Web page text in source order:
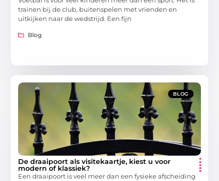
trainen bij de club, buitenspelen met vrienden en
uitkijken naar de wedstrijd. Een fijn
Blog
BLOG
De draaipoort als visitekaartje, kiest u voor
modern of klassiek?
Een draaipoort is veel meer dan een fysieke afscheiding